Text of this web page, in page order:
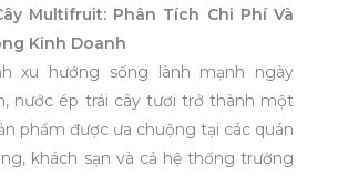
Multifruit: Phân Tích Chi Phí Và
Kinh Doanh
xu hướng sống lành mạnh ngày
nước ép trái cây tươi trở thành một
phẩm được ưa chuộng tại các quán
khách sạn và cả hệ thống trường